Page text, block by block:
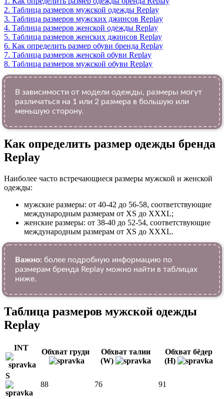
2. Таблица размеров мужской одежды Replay
3. Таблица размеров мужских джинсов Replay
4. Таблица размеров женской одежды Replay
5. Таблица размеров женских джинсов Replay
6. Как определить размер обуви брендa Replay
7. Таблица размеров женской обуви Replay
8. Таблица размеров мужской обуви Replay
В зависимости от модели одежды, размеры могут
различаться на 1 или 2 размера в большую или
меньшую сторону.
Как определить размер одежды брендa
Replay
Наиболее часто встречающиеся размеры мужской и женской
одежды:
мужские размеры: от 40-42 до 56-58, соответствующие
международным размерам от XS до XXXL;
женские размеры: от 38-40 до 52-54, соответствующие
международным размерам от XS до XXXL.
Важно: более подробную информацию по
размерам бренда Replay можно найти в таблицах
ниже.
Таблица размеров мужской одежды
Replay
INT Обхват груди
Обхват талии
(W)
Обхват бёдер
(H)
S
88
76 91